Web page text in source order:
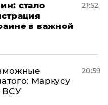
стало
в важной
21:52
Маркусу
ВСУ
20:59